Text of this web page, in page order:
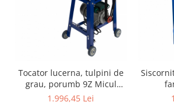
Lumina de crestere pentru plante
Proiectoare & lampi de lucru
Cantare comerciale
Cantare Corporale
Tocator lucerna, tulpini de
grau, porumb 9Z Micul
Fermier GF-1336, 2.8 Kw,
1.996,45 Lei